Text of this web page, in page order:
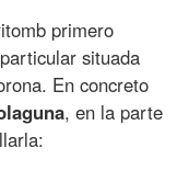
primero
situada
En concreto
, en la parte